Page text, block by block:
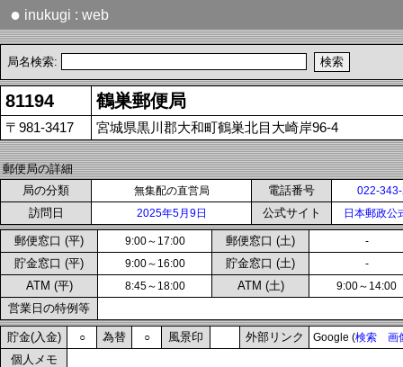
● inukugi : web
局名検索:
81194 鶴巣郵便局
〒981-3417 宮城県黒川郡大和町鶴巣北目大崎岸96-4
郵便局の詳細
局の分類
無集配の直営局 電話番号 022-
訪問日 2025年5月9日 公式サイト 日本郵政公
郵便窓口 (平) 9:00～17:00 郵便窓口 (土) -
貯金窓口 (平) 9:00～16:00 貯金窓口 (土) -
ATM (平) 8:45～18:00 ATM (土) 9:00～14:00
営業日の特例等
貯金(入金) ○ 為替 ○ 風景印 外部リンク Google (検索 画
個人メモ